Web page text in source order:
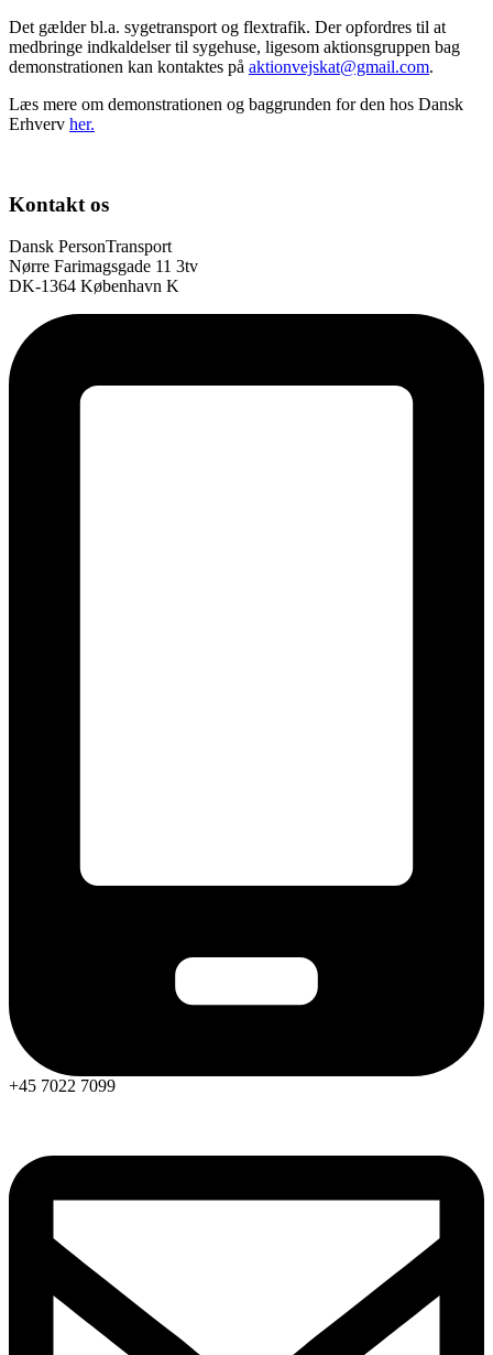
Det gælder bl.a. sygetransport og flextrafik. Der opfordres til at
medbringe indkaldelser til sygehuse, ligesom aktionsgruppen bag
demonstrationen kan kontaktes på aktionvejskat@gmail.com.
Læs mere om demonstrationen og baggrunden for den hos Dansk
Erhverv her.
Kontakt os
Dansk PersonTransport
Nørre Farimagsgade 11 3tv
DK-1364 København K
+45 7022 7099